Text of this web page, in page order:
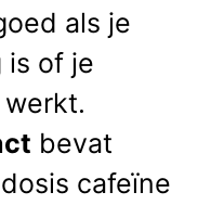
als je
is of je
bevat
cafeïne